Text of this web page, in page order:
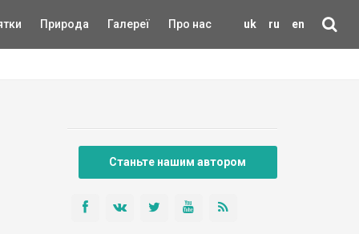
uk ru en
Природа Галереї Про нас
Станьте нашим автором